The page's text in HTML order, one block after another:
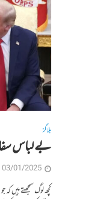
بلاگز
بے لباس
03/01/2025
کچھ لوگ سمجھتے ہیں